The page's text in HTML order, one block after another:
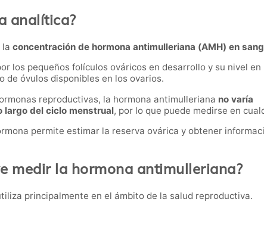
analítica?
la concentración de hormona antimulleriana (AMH) en
los pequeños folículos ováricos en desarrollo y su nivel en
de óvulos disponibles en los ovarios.
reproductivas, la hormona antimulleriana no varía
largo del ciclo menstrual, por lo que puede medirse en
permite estimar la reserva ovárica y obtener
medir la hormona antimulleriana?
principalmente en el ámbito de la salud reproductiva.